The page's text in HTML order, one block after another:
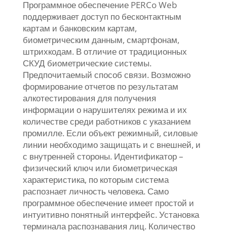
Программное обеспечение PERCo Web
поддерживает доступ по бесконтактным
картам и банковским картам,
биометрическим данным, смартфонам,
штрихкодам. В отличие от традиционных
СКУД биометрические системы.
Предпочитаемый способ связи. Возможно
формирование отчетов по результатам
алкотестирования для получения
информации о нарушителях режима и их
количестве среди работников с указанием
промилле. Если объект режимный, силовые
линии необходимо защищать и с внешней, и
с внутренней стороны. Идентификатор –
физический ключ или биометрическая
характеристика, по которым система
распознает личность человека. Само
программное обеспечение имеет простой и
интуитивно понятный интерфейс. Установка
терминала распознавания лиц. Количество